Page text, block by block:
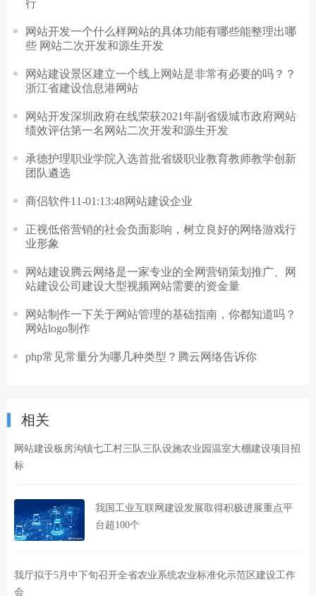
行
网站开发一个什么样网站的具体功能有哪些能整理出哪
些 网站二次开发和源生开发
网站建设景区建立一个线上网站是非常有必要的吗？？
浙江省建设信息港网站
网站开发深圳政府在线荣获2021年副省级城市政府网站
绩效评估第一名网站二次开发和源生开发
承德护理职业学院入选首批省级职业教育教师教学创新
团队遴选
商侣软件11-01:13:48网站建设企业
正视低俗营销的社会负面影响，树立良好的网络游戏行
业形象
网站建设腾云网络是一家专业的全网营销策划推广、网
站建设公司建设大型视频网站需要的资金量
网站制作一下关于网站管理的基础指南，你都知道吗？
网站logo制作
php常见常量分为哪几种类型？腾云网络告诉你
相关
网站建设板房沟镇七工村三队三队设施农业园温室大棚建设项目招
标
我国工业互联网建设发展取得积极进展重点平
台超100个
我厅拟于5月中下旬召开全省农业系统农业标准化示范区建设工作
会